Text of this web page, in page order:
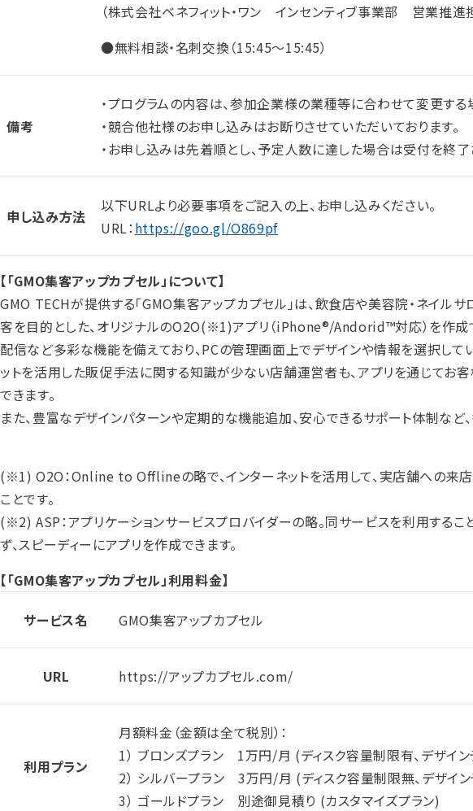
（株式会社ベネフィット・ワン インセンティブ事業部 営業推
●無料相談・名刺交換（15:45～15:45）
備考
・プログラムの内容は、参加企業様の業種等に合わせて変更する
・競合他社様のお申し込みはお断りさせていただいております。
・お申し込みは先着順とし、予定人数に達した場合は受付を終
申し込み方法
以下URLより必要事項をご記入の上、お申し込みください。
URL： https://goo.gl/O869pf
【「GMO集客アップカプセル」について】
GMO TECHが提供する「GMO集客アップカプセル」は、飲食店や美容院・ネイル
客を目的とした、オリジナルのO2O(※1)アプリ（iPhone®/Andorid™対応）を作成
配信など多彩な機能を備えており、PCの管理画面上でデザインや情報を選択して
ットを活用した販促手法に関する知識が少ない店舗運営者も、アプリを通じてお
できます。
また、豊富なデザインパターンや定期的な機能追加、安心できるサポート体制など
(※1) O2O：Online to Offlineの略で、インターネットを活用して、実店舗への来
ことです。
(※2) ASP：アプリケーションサービスプロバイダーの略。同サービスを利用するこ
ず、スピーディーにアプリを作成できます。
【「GMO集客アップカプセル」利用料金】
サービス名 GMO集客アップカプセル
URL https://アップカプセル.com/
利用プラン
月額料金（金額は全て税別）：
1） ブロンズプラン 1万円/月 (ディスク容量制限有、デザイ
2） シルバープラン 3万円/月 (ディスク容量制限無、デザイ
3） ゴールドプラン 別途御見積り (カスタマイズプラン)